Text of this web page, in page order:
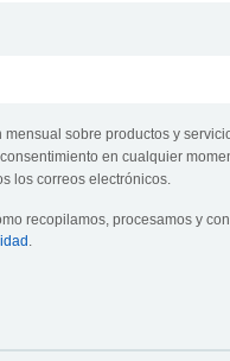
sobre productos y
en cualquier
los correos electrónicos.
recopilamos, procesamos y
.